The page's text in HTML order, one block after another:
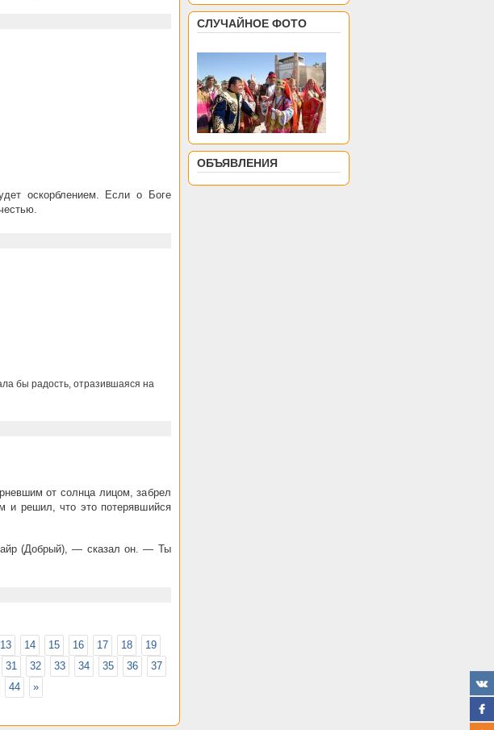
оскорблением. Если о Боге
бы радость, отразившаяся на
от солнца лицом, забрел
и решил, что это потерявшийся
(Добрый), — сказал он. — Ты
13 14 15 16 17 18
19
31 32 33 34 35 36
37
44 »
СЛУЧАЙНОЕ ФОТО
ОБЪЯВЛЕНИЯ